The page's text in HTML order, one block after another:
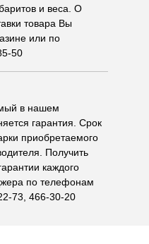
и веса. О
товара Вы
или по
50
в нашем
гарантия. Срок
приобретаемого
Получить
каждого
по телефонам
73, 466-30-20